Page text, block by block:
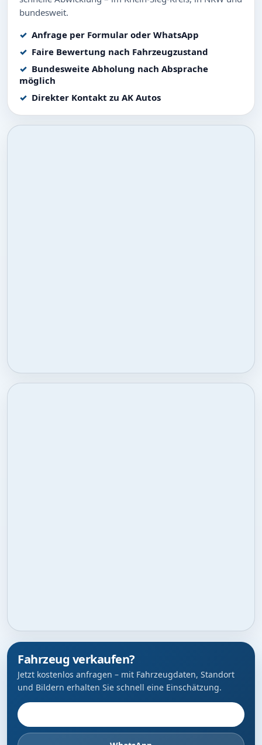
bundesweit.
Anfrage per Formular oder WhatsApp
Faire Bewertung nach Fahrzeugzustand
Bundesweite Abholung nach Absprache
möglich
Direkter Kontakt zu AK Autos
Fahrzeug verkaufen?
Jetzt kostenlos anfragen – mit Fahrzeugdaten, Standort
und Bildern erhalten Sie schnell eine Einschätzung.